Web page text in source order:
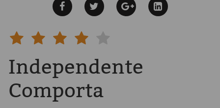
Independente
Comporta